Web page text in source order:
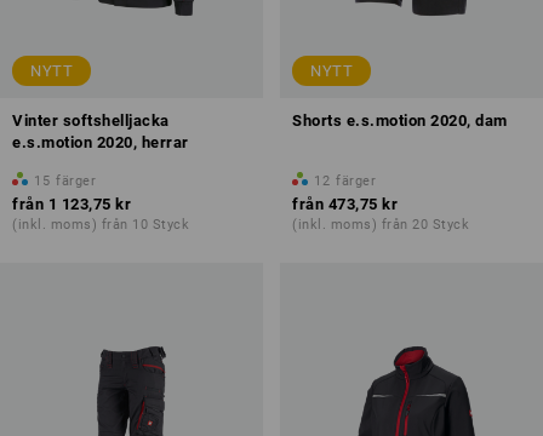
NYTT
Vinter softshelljacka
e.s.motion 2020, herrar
15 färger
från 1 123,75 kr
(inkl. moms) från 10 Styck
NYTT
Shorts e.s.motion 2020, dam
12 färger
från 473,75 kr
(inkl. moms) från 20 Styck